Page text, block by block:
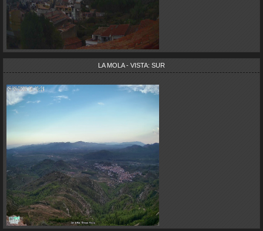
LA MOLA - VISTA: SUR